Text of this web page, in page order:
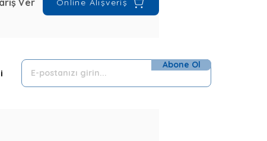
Ver Online Alışveriş
Abone Ol